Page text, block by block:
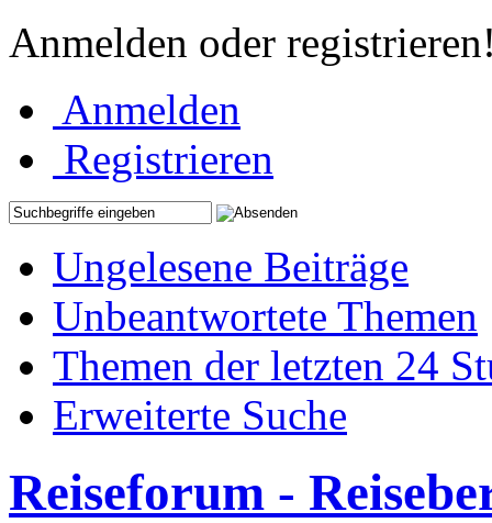
Anmelden oder
Anmelden
Registrieren
Ungelesene Beiträge
Unbeantwortete Themen
Themen der letzten 24
Erweiterte Suche
Reiseforum -